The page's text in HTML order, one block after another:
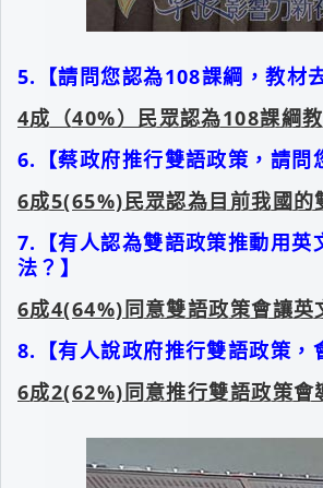
5.【請問您認為108課綱，教材
4成（40%）民眾認為108課綱
6.【蔡政府推行雙語政策，請
6成5(65%)民眾認為目前我國
7.【有人認為雙語政策推動用英
法？】
6成4(64%)同意雙語政策會讓
8.【有人說政府推行雙語政策
6成2(62%)同意推行雙語政策